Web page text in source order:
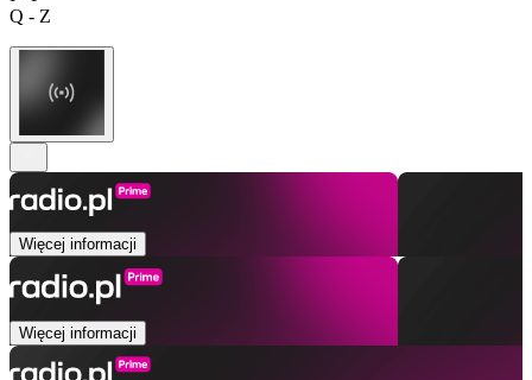
Q - Z
Więcej informacji
Więcej informacji